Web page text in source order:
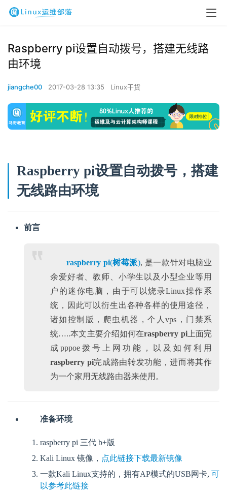
Raspberry pi设置自动拨号，搭建无线路
由环境
jiangche00 2017-03-28 13:35 Linux干货
Raspberry pi设置自动拨号，搭建
无线路由环境
前言
raspberry pi(树莓派), 是一款针对电脑业
余爱好者、教师、小学生以及小型企业等用
户的迷你电脑，由于可以烧录Linux操作系
统，因此可以衍生出各种各样的使用途径，
诸如控制版，爬虫机器，个人vps，门禁系
统…..本文主要介绍如何在raspberry pi上面完
成pppoe拨号上网功能，以及如何利用
raspberry pi完成路由转发功能，进而将其作
为一个家用无线路由器来使用。
准备环境
raspberry pi 三代 b+版
Kali Linux 镜像， 点此链接下载最新镜像
一款Kali Linux支持的，拥有AP模式的USB网卡, 可
以参考此链接